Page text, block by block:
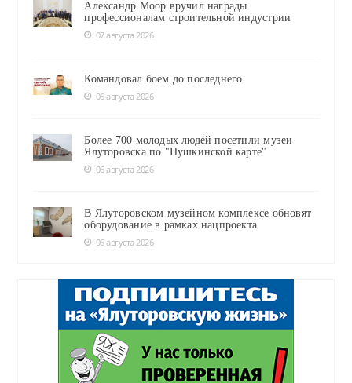
Александр Моор вручил награды
профессионалам строительной индустрии
07 августа 2026
Командовал боем до последнего
06 августа 2026
Более 700 молодых людей посетили музеи
Ялуторовска по "Пушкинской карте"
06 августа 2026
В Ялуторовском музейном комплексе обновят
оборудование в рамках нацпроекта
06 августа 2026